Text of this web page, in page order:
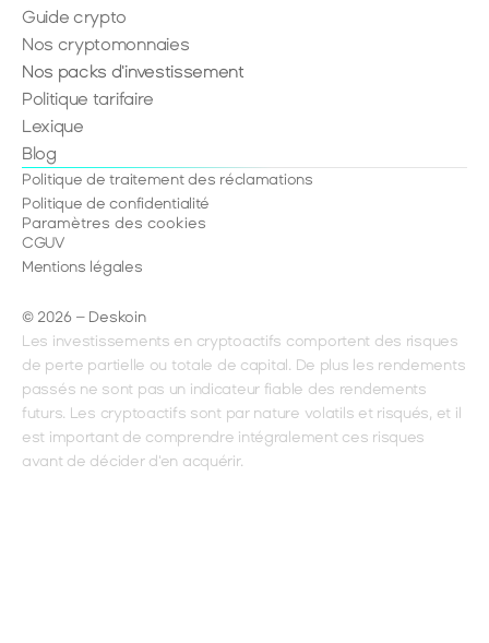
Guide crypto
Nos cryptomonnaies
Nos packs d'investissement
Politique tarifaire
Lexique
Blog
© 2026 – Deskoin
Politique de traitement des réclamations
Politique de confidentialité
Paramètres des cookies
CGUV
Mentions légales
Les investissements en cryptoactifs comportent des risques
de perte partielle ou totale de capital. De plus les rendements
passés ne sont pas un indicateur fiable des rendements
futurs. Les cryptoactifs sont par nature volatils et risqués, et il
est important de comprendre intégralement ces risques
avant de décider d'en acquérir.